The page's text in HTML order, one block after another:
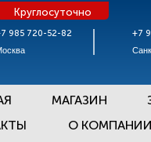
985 720-52-82
Круглосуточно
+7
МАГАЗИН
О